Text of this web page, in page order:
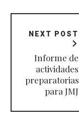
NEXT POST
Informe de
actividades
preparatorias
para JMJ